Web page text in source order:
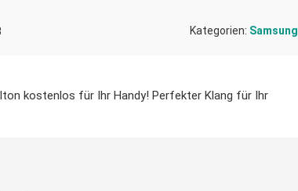
Kategorien: Samsung
kostenlos für Ihr Handy! Perfekter Klang für Ihr